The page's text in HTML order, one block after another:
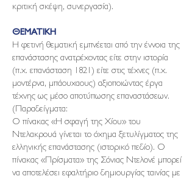
κριτική σκέψη, συνεργασία).
ΘΕΜΑΤΙΚΗ
Η φετινή θεματική εμπνέεται από την έννοια της
επανάστασης ανατρέχοντας είτε στην ιστορία
(π.χ. επανάσταση 1821) είτε στις τέχνες (π.χ.
μοντέρνα, μπάουχαους) αξιοποιώντας έργα
τέχνης ως μέσο αποτύπωσης επαναστάσεων.
(Παραδείγματα:
Ο πίνακας «Η σφαγή της Χίου» του
Ντελακρουά γίνεται το όχημα ξετυλίγματος της
ελληνικής επανάστασης (ιστορικό πεδίο). Ο
πίνακας «Πρίσματα» της Σόνιας Ντελονέ μπορεί
να αποτελέσει εφαλτήριο δημιουργίας ταινίας με